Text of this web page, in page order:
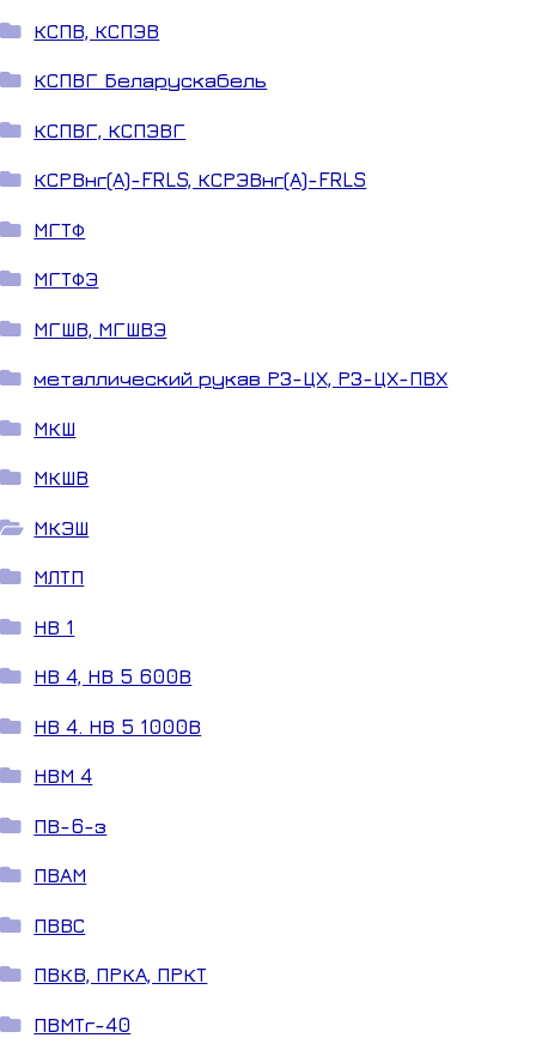
КСПВ, КСПЭВ
КСПВГ Беларускабель
КСПВГ, КСПЭВГ
КСРВнг(А)-FRLS, КСРЭВнг(А)-FRLS
МГТФ
МГТФЭ
МГШВ, МГШВЭ
металлический рукав РЗ-ЦХ, РЗ-ЦХ-ПВХ
МКШ
МКШВ
МКЭШ
МЛТП
НВ 1
НВ 4, НВ 5 600В
НВ 4. НВ 5 1000В
НВМ 4
ПВ-6-з
ПВАМ
ПВВС
ПВКВ, ПРКА, ПРКТ
ПВМТг-40